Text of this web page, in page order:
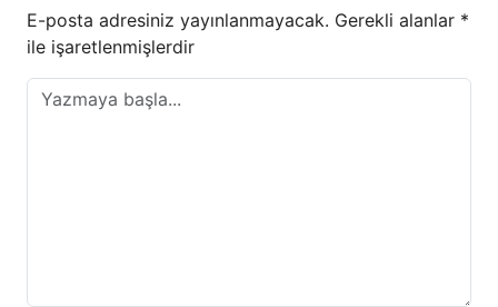
E-posta adresiniz yayınlanmayacak. Gerekli alanlar *
ile işaretlenmişlerdir